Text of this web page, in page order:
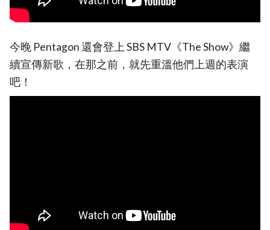
今晚 Pentagon 還會登上 SBS MTV《The Show》繼
續宣傳新歌，在那之前，就先重溫他們上週的表演
吧！